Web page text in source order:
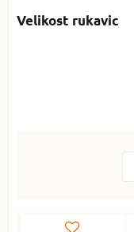
Velikost rukavic